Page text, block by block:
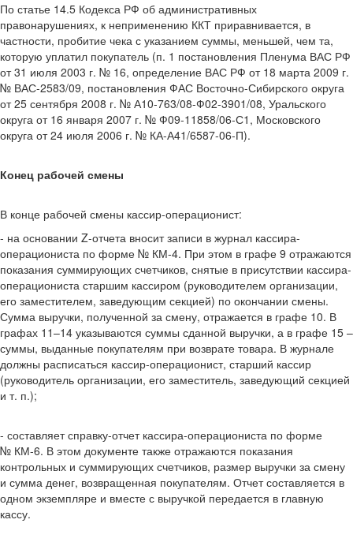
По статье 14.5 Кодекса РФ об административных
правонарушениях, к неприменению ККТ приравнивается, в
частности, пробитие чека с указанием суммы, меньшей, чем та,
которую уплатил покупатель (п. 1 постановления Пленума ВАС РФ
от 31 июля 2003 г. № 16, определение ВАС РФ от 18 марта 2009 г.
№ ВАС-2583/09, постановления ФАС Восточно-Сибирского округа
от 25 сентября 2008 г. № А10-763/08-Ф02-3901/08, Уральского
округа от 16 января 2007 г. № Ф09-11858/06-С1, Московского
округа от 24 июля 2006 г. № КА-А41/6587-06-П).
Конец рабочей смены
В конце рабочей смены кассир-операционист:
- на основании Z-отчета вносит записи в журнал кассира-
операциониста по форме № КМ-4. При этом в графе 9 отражаются
показания суммирующих счетчиков, снятые в присутствии кассира-
операциониста старшим кассиром (руководителем организации,
его заместителем, заведующим секцией) по окончании смены.
Сумма выручки, полученной за смену, отражается в графе 10. В
графах 11–14 указываются суммы сданной выручки, а в графе 15 –
суммы, выданные покупателям при возврате товара. В журнале
должны расписаться кассир-операционист, старший кассир
(руководитель организации, его заместитель, заведующий секцией
и т. п.);
- составляет справку-отчет кассира-операциониста по форме
№ КМ-6. В этом документе также отражаются показания
контрольных и суммирующих счетчиков, размер выручки за смену
и сумма денег, возвращенная покупателям. Отчет составляется в
одном экземпляре и вместе с выручкой передается в главную
кассу.